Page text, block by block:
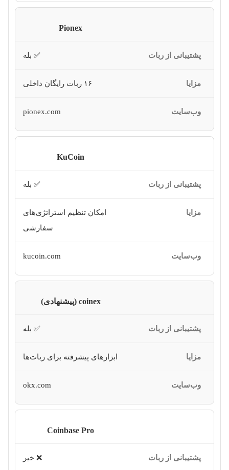
Pionex
✅ بله
۱۶ ربات رایگان داخلی
pionex.com
KuCoin
✅ بله
امکان تنظیم استراتژی‌های
سفارشی
kucoin.com
coinex (پیشنهادی)
✅ بله
ابزارهای پیشرفته برای ربات‌ها
okx.com
Coinbase Pro
❌ خیر